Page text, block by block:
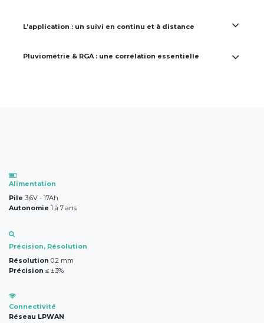
L’application : un suivi en continu et à distance
Pluviométrie & RGA : une corrélation essentielle
​Alimentation
Pile 3,6V - 17Ah
Autonomie 1 à 7 ans
Précision, Résolution
Résolution 0.2 mm
Précision ≤ ±3%
Connectivité
Réseau LPWAN